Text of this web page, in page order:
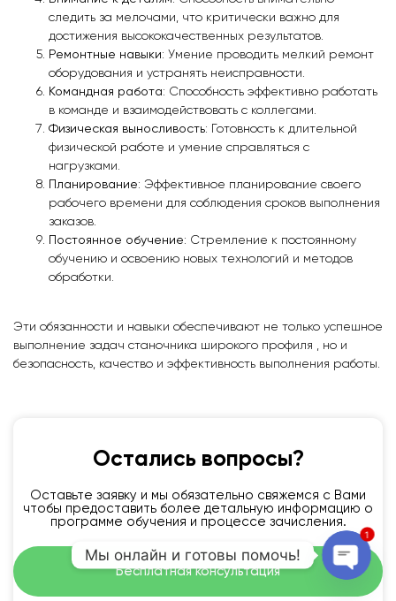
следить за мелочами, что критически важно для
достижения высококачественных результатов.
Ремонтные навыки: Умение проводить мелкий ремонт
оборудования и устранять неисправности.
Командная работа: Способность эффективно работать
в команде и взаимодействовать с коллегами.
Физическая выносливость: Готовность к длительной
физической работе и умение справляться с
нагрузками.
Планирование: Эффективное планирование своего
рабочего времени для соблюдения сроков выполнения
заказов.
Постоянное обучение: Стремление к постоянному
обучению и освоению новых технологий и методов
обработки.
Эти обязанности и навыки обеспечивают не только успешное
выполнение задач станочника широкого профиля , но и
безопасность, качество и эффективность выполнения работы.
Остались вопросы?
Оставьте заявку и мы обязательно свяжемся с Вами
чтобы предоставить более детальную информацию о
программе обучения и процессе зачисления.
Бесплатная консультация
Мы онлайн и готовы помочь!
Open
1